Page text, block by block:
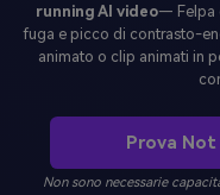
running AI video— Felpa
fuga e picco di contrasto-
animato o clip animati in
Prova Not
Non sono necessarie